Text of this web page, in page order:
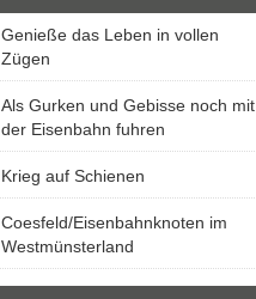
Genieße das Leben in vollen
Zügen
Als Gurken und Gebisse noch mit
der Eisenbahn fuhren
Krieg auf Schienen
Coesfeld/Eisenbahnknoten im
Westmünsterland